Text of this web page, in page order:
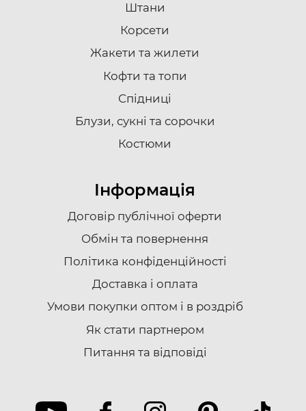
Штани
Корсети
Жакети та жилети
Кофти та топи
Спідниці
Блузи, сукні та сорочки
Костюми
Інформація
Договір публічної оферти
Обмін та повернення
Політика конфіденційності
Доставка i оплата
Умови покупки оптом і в роздріб
Як стати партнером
Питання та відповіді